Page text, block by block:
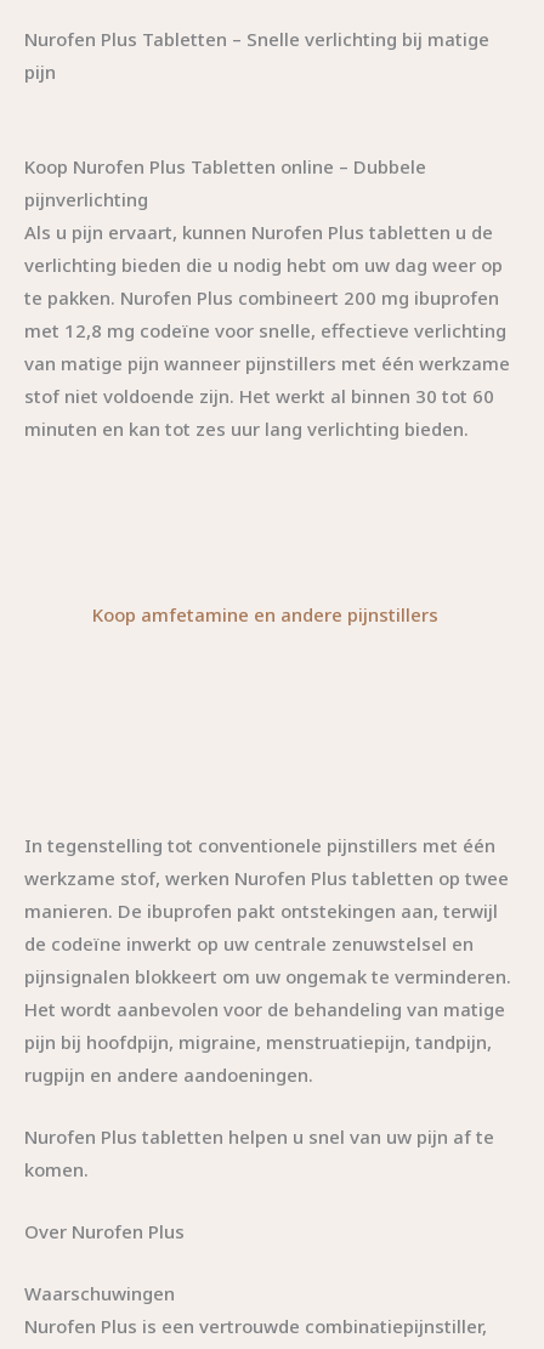
Nurofen Plus Tabletten – Snelle verlichting bij matige
pijn
Koop Nurofen Plus Tabletten online – Dubbele
pijnverlichting
Als u pijn ervaart, kunnen Nurofen Plus tabletten u de
verlichting bieden die u nodig hebt om uw dag weer op
te pakken. Nurofen Plus combineert 200 mg ibuprofen
met 12,8 mg codeïne voor snelle, effectieve verlichting
van matige pijn wanneer pijnstillers met één werkzame
stof niet voldoende zijn. Het werkt al binnen 30 tot 60
minuten en kan tot zes uur lang verlichting bieden.
Koop amfetamine en andere pijnstillers
In tegenstelling tot conventionele pijnstillers met één
werkzame stof, werken Nurofen Plus tabletten op twee
manieren. De ibuprofen pakt ontstekingen aan, terwijl
de codeïne inwerkt op uw centrale zenuwstelsel en
pijnsignalen blokkeert om uw ongemak te verminderen.
Het wordt aanbevolen voor de behandeling van matige
pijn bij hoofdpijn, migraine, menstruatiepijn, tandpijn,
rugpijn en andere aandoeningen.
Nurofen Plus tabletten helpen u snel van uw pijn af te
komen.
Over Nurofen Plus
Waarschuwingen
Nurofen Plus is een vertrouwde combinatiepijnstiller,